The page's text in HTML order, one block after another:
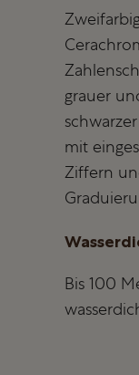
grauer
mit
Ziffern
Bis 100